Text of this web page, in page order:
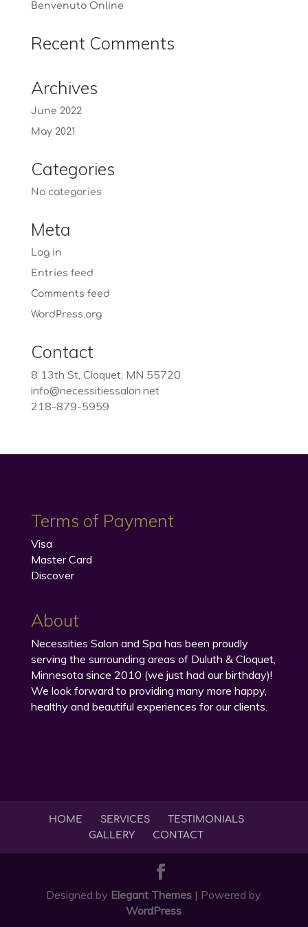
Benvenuto Online
Recent Comments
Archives
June 2022
May 2021
Categories
No categories
Meta
Log in
Entries feed
Comments feed
WordPress.org
Contact
8 13th St, Cloquet, MN 55720
info@necessitiessalon.net
218-879-5959
Terms of Payment
Visa
Master Card
Discover
About
Necessities Salon and Spa has been proudly
serving the surrounding areas of Duluth & Cloquet,
Minnesota since 2010 (we just had our birthday)!
We look forward to providing many more happy,
healthy and beautiful experiences for our clients.
HOME SERVICES
TESTIMONIALS
GALLERY
CONTACT
Designed by Elegant Themes | Powered by
WordPress